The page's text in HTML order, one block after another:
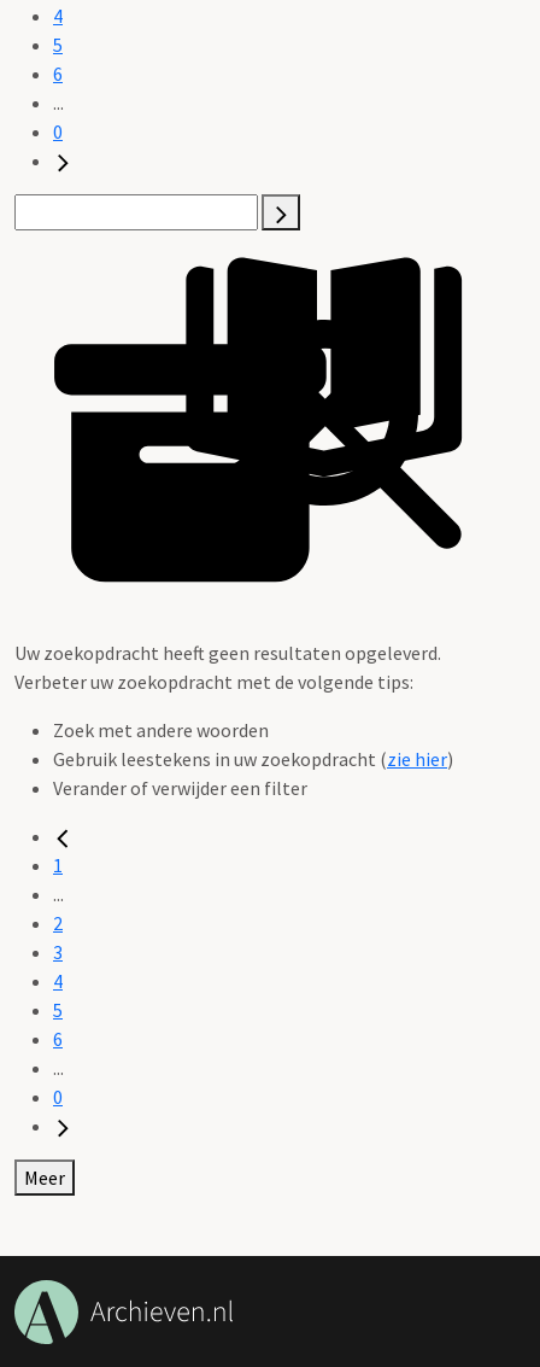
4
5
6
...
0
Uw zoekopdracht heeft geen resultaten opgeleverd.
Verbeter uw zoekopdracht met de volgende tips:
Zoek met andere woorden
Gebruik leestekens in uw zoekopdracht (zie hier)
Verander of verwijder een filter
1
...
2
3
4
5
6
...
0
Meer